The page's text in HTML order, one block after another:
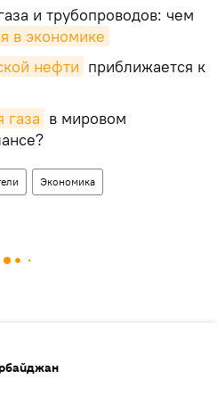
и трубопроводов: чем
в экономике
нефти приближается к
газа в мировом
Экономика